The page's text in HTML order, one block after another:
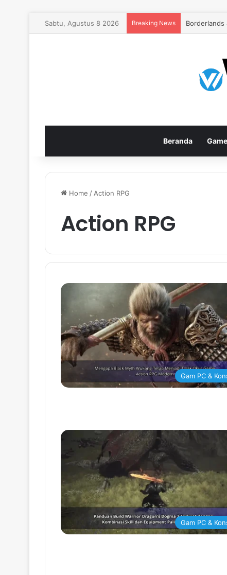
Sabtu, Agustus 8 2026 Breaking News EA Sports
Beranda
Home / Action RPG
Action RPG
Gam PC &
Gam PC &